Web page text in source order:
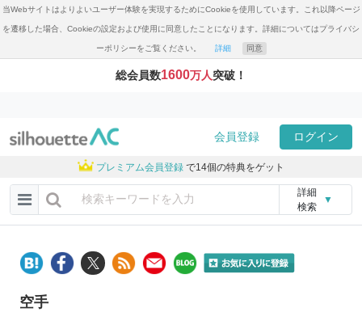
当Webサイトはよりよいユーザー体験を実現するためにCookieを使用しています。これ以降ページ
を遷移した場合、Cookieの設定および使用に同意したことになります。詳細についてはプライバシ
ーポリシーをご覧ください。 詳細 同意
総会員数1600万人突破！
会員登録 ログイン
プレミアム会員登録 で14個の特典をゲット
詳細
検索
▼
空手